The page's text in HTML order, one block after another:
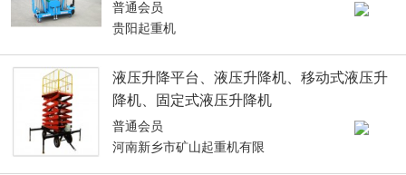
普通会员
贵阳起重机
液压升降平台、液压升降机、移动式液压升
降机、固定式液压升降机
普通会员
河南新乡市矿山起重机有限